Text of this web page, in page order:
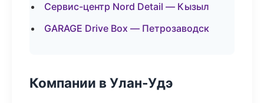
Сервис-центр Nord Detail — Кызыл
GARAGE Drive Box — Петрозаводск
Компании в Улан-Удэ